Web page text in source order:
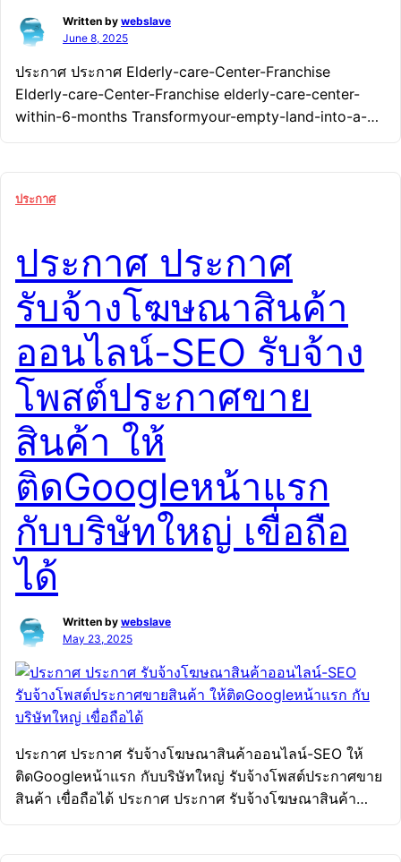
Written by webslave
June 8, 2025
ประกาศ ประกาศ Elderly-care-Center-Franchise
Elderly-care-Center-Franchise elderly-care-center-
within-6-months Transformyour-empty-land-into-a-
care-center- elderly-care-center-within-6-months A-
Elderly-care-Center-Franchise Elderly-care-Center-
Franchise A-Smart-Investment-Opportunity-for-the-
New-Era, Transformyour-empty-land-into-a-premium-
elderly-care-center- Elderly-care-Center-Franchise
Elderly-care-Center-Franchise ประกาศ ประกาศ
elderly-care-center-within-6-months Francise ,
Franchise- Nursing-Home- Business- for- Elderly,
Elderly-care-Center- Franchise — A-Smart-
Investment- Opportunity- for-the- New- Era-
Transform your- empty- land- into- a- premium-
elderly- care- center- within-6- months Francise ,
Franchise- Nursing-Home- Business- for- Elderly,
Elderly-care-Center- […]
ประกาศ
ประกาศ ประกาศ
รับจ้างโฆษณาสินค้า
ออนไลน์-SEO รับจ้าง
โพสต์ประกาศขาย
สินค้า ให้
ติดGoogleหน้าแรก
กับบริษัทใหญ่ เขื่อถือ
ได้
Written by webslave
May 23, 2025
ประกาศ ประกาศ รับจ้างโฆษณาสินค้าออนไลน์-SEO ให้
ติดGoogleหน้าแรก กับบริษัทใหญ่ รับจ้างโพสต์ประกาศขาย
สินค้า เขื่อถือได้ ประกาศ ประกาศ รับจ้างโฆษณาสินค้า